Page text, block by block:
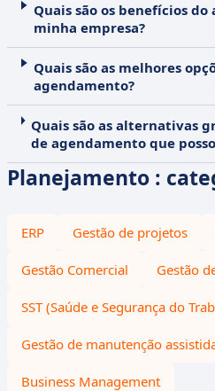
Quais são os benefícios
minha empresa?
Quais são as melhores
agendamento?
Quais são as alternativas
de agendamento que
Planejamento :
ERP Gestão de projetos
Gestão Comercial Gestão
SST (Saúde e Segurança do
Gestão de manutenção
Business Management